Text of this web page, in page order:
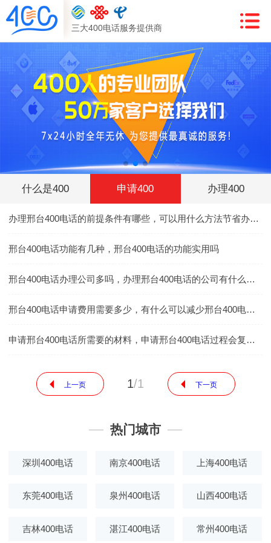
三大400电话服务提供商
什么是400 申请400 办理400
办理邢台400电话的前提条件有哪些，可以用什么方法节省办理邢台400电话的时间吗
邢台400电话功能有几种，邢台400电话的功能实用吗
邢台400电话办理公司多吗，办理邢台400电话的公司有什么好处吗
邢台400电话申请费用需要多少，有什么可以减少邢台400电话的支出费用
申请邢台400电话所需要的材料，申请邢台400电话过程会复杂吗
上一页 1/1 下一页
热门城市
深圳400电话 南京400电话 上海400电话
东莞400电话 泉州400电话 山西400电话
吉林400电话 湛江400电话 常州400电话